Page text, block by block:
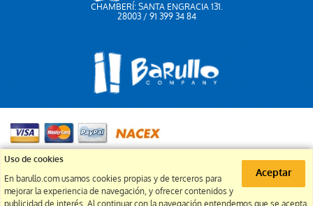
CHAMBERÍ: SANTA ENGRACIA 131.
28003 / 91 399 34 84
91 399 34 84
info@barullo.com
Aceptar
Uso de cookies
En barullo.com usamos cookies propias y de terceros para
mejorar la experiencia de navegación, y ofrecer contenidos y